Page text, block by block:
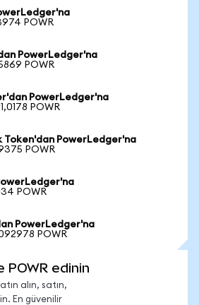
POWR
PowerLedger'na
POWR
PowerLedger'na
POWR
PowerLedger'na
POWR
POWR
PowerLedger'na
POWR
POWR edinin
alın, satın,
En güvenilir